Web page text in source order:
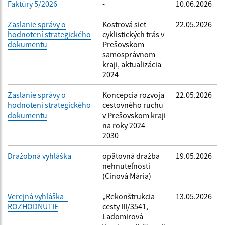
Faktúry 5/2026 - 10.06.2026
Zaslanie správy o
hodnotení strategického
dokumentu
Kostrová sieť
cyklistických trás v
Prešovskom
samosprávnom
kraji, aktualizácia
2024
22.05.2026
Zaslanie správy o
hodnotení strategického
dokumentu
Koncepcia rozvoja
cestovného ruchu
v Prešovskom kraji
na roky 2024 -
2030
22.05.2026
Dražobná vyhláška
opätovná dražba
nehnuteľností
(Cinová Mária)
19.05.2026
Verejná vyhláška -
ROZHODNUTIE
„Rekonštrukcia
cesty III/3541,
Ladomirová -
13.05.2026